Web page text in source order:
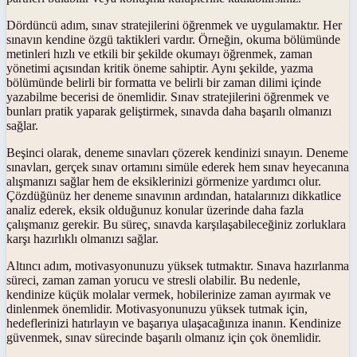
Dördüncü adım, sınav stratejilerini öğrenmek ve uygulamaktır. Her
sınavın kendine özgü taktikleri vardır. Örneğin, okuma bölümünde
metinleri hızlı ve etkili bir şekilde okumayı öğrenmek, zaman
yönetimi açısından kritik öneme sahiptir. Aynı şekilde, yazma
bölümünde belirli bir formatta ve belirli bir zaman dilimi içinde
yazabilme becerisi de önemlidir. Sınav stratejilerini öğrenmek ve
bunları pratik yaparak geliştirmek, sınavda daha başarılı olmanızı
sağlar.
Beşinci olarak, deneme sınavları çözerek kendinizi sınayın. Deneme
sınavları, gerçek sınav ortamını simüle ederek hem sınav heyecanına
alışmanızı sağlar hem de eksiklerinizi görmenize yardımcı olur.
Çözdüğünüz her deneme sınavının ardından, hatalarınızı dikkatlice
analiz ederek, eksik olduğunuz konular üzerinde daha fazla
çalışmanız gerekir. Bu süreç, sınavda karşılaşabileceğiniz zorluklara
karşı hazırlıklı olmanızı sağlar.
Altıncı adım, motivasyonunuzu yüksek tutmaktır. Sınava hazırlanma
süreci, zaman zaman yorucu ve stresli olabilir. Bu nedenle,
kendinize küçük molalar vermek, hobilerinize zaman ayırmak ve
dinlenmek önemlidir. Motivasyonunuzu yüksek tutmak için,
hedeflerinizi hatırlayın ve başarıya ulaşacağınıza inanın. Kendinize
güvenmek, sınav sürecinde başarılı olmanız için çok önemlidir.